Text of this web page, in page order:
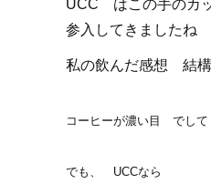
UCC はこの手のカ
参入してきましたね
私の飲んだ感想 結
コーヒーが濃い目 でし
でも、 UCCなら